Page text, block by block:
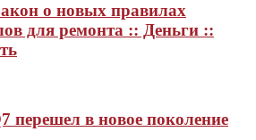
о новых правилах
для ремонта :: Деньги ::
перешел в новое поколение